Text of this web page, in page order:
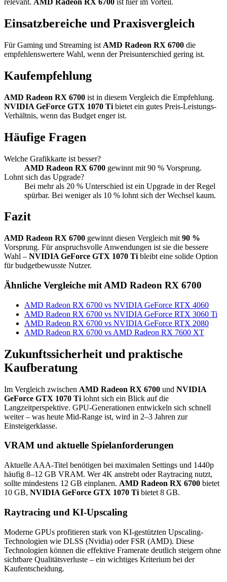
relevant. AMD Radeon RX 6700 ist hier im Vorteil.
Einsatzbereiche und Praxisvergleich
Für Gaming und Streaming ist AMD Radeon RX 6700 die
empfehlenswertere Wahl, wenn der Preisunterschied gering ist.
Kaufempfehlung
AMD Radeon RX 6700 ist in diesem Vergleich die Empfehlung.
NVIDIA GeForce GTX 1070 Ti bietet ein gutes Preis-Leistungs-
Verhältnis, wenn das Budget enger ist.
Häufige Fragen
Welche Grafikkarte ist besser?
AMD Radeon RX 6700 gewinnt mit 90 % Vorsprung.
Lohnt sich das Upgrade?
Bei mehr als 20 % Unterschied ist ein Upgrade in der Regel
spürbar. Bei weniger als 10 % lohnt sich der Wechsel kaum.
Fazit
AMD Radeon RX 6700 gewinnt diesen Vergleich mit 90 %
Vorsprung. Für anspruchsvolle Anwendungen ist sie die bessere
Wahl – NVIDIA GeForce GTX 1070 Ti bleibt eine solide Option
für budgetbewusste Nutzer.
Ähnliche Vergleiche mit AMD Radeon RX 6700
AMD Radeon RX 6700 vs NVIDIA GeForce RTX 4060
AMD Radeon RX 6700 vs NVIDIA GeForce RTX 3060 Ti
AMD Radeon RX 6700 vs NVIDIA GeForce RTX 2080
AMD Radeon RX 6700 vs AMD Radeon RX 7600 XT
Zukunftssicherheit und praktische
Kaufberatung
Im Vergleich zwischen AMD Radeon RX 6700 und NVIDIA
GeForce GTX 1070 Ti lohnt sich ein Blick auf die
Langzeitperspektive. GPU-Generationen entwickeln sich schnell
weiter – was heute Mid-Range ist, wird in 2–3 Jahren zur
Einsteigerklasse.
VRAM und aktuelle Spielanforderungen
Aktuelle AAA-Titel benötigen bei maximalen Settings und 1440p
häufig 8–12 GB VRAM. Wer 4K anstrebt oder Raytracing nutzt,
sollte mindestens 12 GB einplanen. AMD Radeon RX 6700 bietet
10 GB, NVIDIA GeForce GTX 1070 Ti bietet 8 GB.
Raytracing und KI-Upscaling
Moderne GPUs profitieren stark von KI-gestützten Upscaling-
Technologien wie DLSS (Nvidia) oder FSR (AMD). Diese
Technologien können die effektive Framerate deutlich steigern ohne
sichtbare Qualitätsverluste – ein wichtiges Kriterium bei der
Kaufentscheidung.